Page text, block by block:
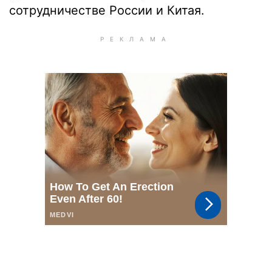
сотрудничестве России и Китая.